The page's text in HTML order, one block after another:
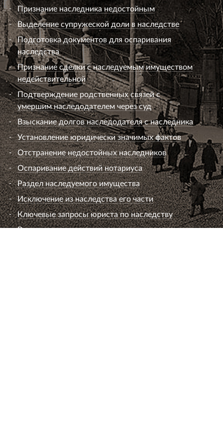
Признание наследника недостойным
Выделение супружеской доли в наследстве
Подготовка документов для оспаривания
наследства
Признание сделки с наследуемым имуществом
недействительной
Подтверждение родственных связей с
умершим наследодателем через суд
Взыскание долгов наследодателя с наследника
Установление юридически значимых фактов
Отстранение недостойных наследников
Оспаривание действий нотариуса
Раздел наследуемого имущества
Исключение из наследства его части
Ключевые запросы юриста по наследству
Вопросы к юристу по наследству